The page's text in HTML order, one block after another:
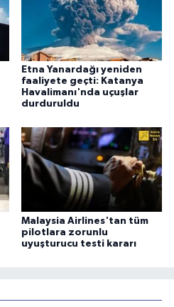
Etna Yanardağı yeniden
faaliyete geçti: Katanya
Havalimanı'nda uçuşlar
durduruldu
Malaysia Airlines'tan tüm
pilotlara zorunlu
uyuşturucu testi kararı